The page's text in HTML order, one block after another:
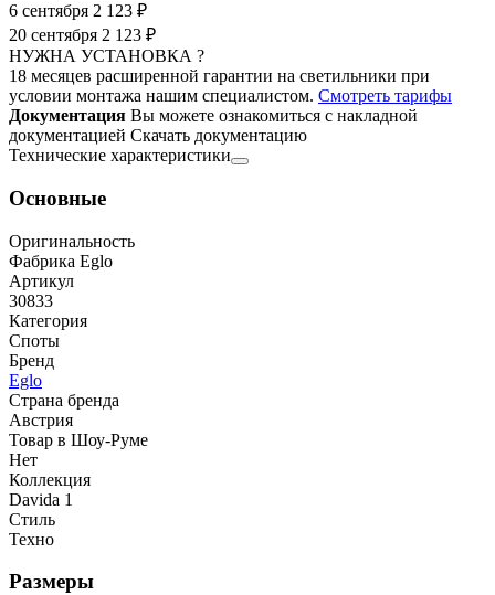
6 сентября 2 123 ₽
20 сентября 2 123 ₽
НУЖНА УСТАНОВКА ?
18 месяцев расширенной гарантии на светильники при
условии монтажа нашим специалистом. Смотреть тарифы
Документация Вы можете ознакомиться с накладной
документацией Скачать документацию
Технические характеристики
Основные
Оригинальность
Фабрика Eglo
Артикул
30833
Категория
Споты
Бренд
Eglo
Страна бренда
Австрия
Товар в Шоу-Руме
Нет
Коллекция
Davida 1
Стиль
Техно
Размеры